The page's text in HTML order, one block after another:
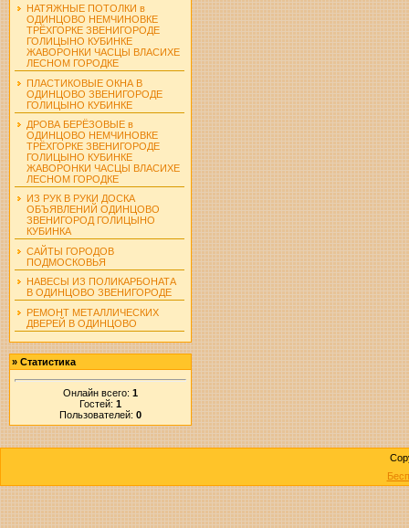
НАТЯЖНЫЕ ПОТОЛКИ в
ОДИНЦОВО НЕМЧИНОВКЕ
ТРЁХГОРКЕ ЗВЕНИГОРОДЕ
ГОЛИЦЫНО КУБИНКЕ
ЖАВОРОНКИ ЧАСЦЫ ВЛАСИХЕ
ЛЕСНОМ ГОРОДКЕ
ПЛАСТИКОВЫЕ ОКНА В
ОДИНЦОВО ЗВЕНИГОРОДЕ
ГОЛИЦЫНО КУБИНКЕ
ДРОВА БЕРЁЗОВЫЕ в
ОДИНЦОВО НЕМЧИНОВКЕ
ТРЁХГОРКЕ ЗВЕНИГОРОДЕ
ГОЛИЦЫНО КУБИНКЕ
ЖАВОРОНКИ ЧАСЦЫ ВЛАСИХЕ
ЛЕСНОМ ГОРОДКЕ
ИЗ РУК В РУКИ ДОСКА
ОБЪЯВЛЕНИЙ ОДИНЦОВО
ЗВЕНИГОРОД ГОЛИЦЫНО
КУБИНКА
САЙТЫ ГОРОДОВ
ПОДМОСКОВЬЯ
НАВЕСЫ ИЗ ПОЛИКАРБОНАТА
В ОДИНЦОВО ЗВЕНИГОРОДЕ
РЕМОНТ МЕТАЛЛИЧЕСКИХ
ДВЕРЕЙ В ОДИНЦОВО
» Статистика
Онлайн всего: 1
Гостей: 1
Пользователей: 0